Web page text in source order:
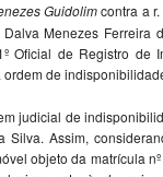
Guidolimcontra a
Menezes Ferreira
Oficial de Registro de
de
judicial de
Silva. Assim,
objeto da matrícula